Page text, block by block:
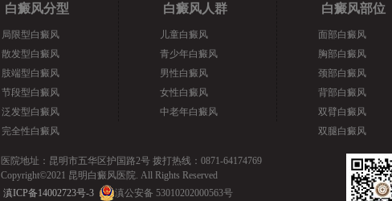
白癜风分型
局限型白癜风
散发型白癜风
肢端型白癜风
节段型白癜风
泛发型白癜风
完全性白癜风
白癜风人群
儿童白癜风
青少年白癜风
男性白癜风
女性白癜风
中老年白癜风
白癜风部位
面部白癜风
胸部白癜风
颈部白癜风
背部白癜风
双臂白癜风
双腿白癜风
医院地址：昆明市五华区护国路2号 拨打热线：0871-64174769
Copyright©2021 昆明白癜风医院. All Rights Reserved
滇ICP备14002723号-3
滇公安备 53010202000563号